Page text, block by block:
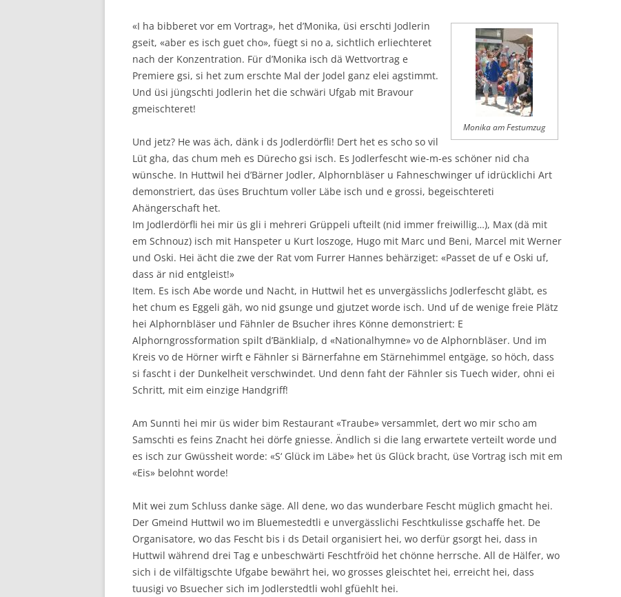
Monika am Festumzug
«I ha bibberet vor em Vortrag», het d’Monika, üsi erschti Jodlerin
gseit, «aber es isch guet cho», füegt si no a, sichtlich erliechteret
nach der Konzentration. Für d’Monika isch dä Wettvortrag e
Premiere gsi, si het zum erschte Mal der Jodel ganz elei agstimmt.
Und üsi jüngschti Jodlerin het die schwäri Ufgab mit Bravour
gmeischteret!
Und jetz? He was äch, dänk i ds Jodlerdörfli! Dert het es scho so vil
Lüt gha, das chum meh es Dürecho gsi isch. Es Jodlerfescht wie-m-es schöner nid cha
wünsche. In Huttwil hei d’Bärner Jodler, Alphornbläser u Fahneschwinger uf idrücklichi Art
demonstriert, das üses Bruchtum voller Läbe isch und e grossi, begeischtereti
Ahängerschaft het.
Im Jodlerdörfli hei mir üs gli i mehreri Grüppeli ufteilt (nid immer freiwillig…), Max (dä mit
em Schnouz) isch mit Hanspeter u Kurt loszoge, Hugo mit Marc und Beni, Marcel mit Werner
und Oski. Hei ächt die zwe der Rat vom Furrer Hannes behärziget: «Passet de uf e Oski uf,
dass är nid entgleist!»
Item. Es isch Abe worde und Nacht, in Huttwil het es unvergässlichs Jodlerfescht gläbt, es
het chum es Eggeli gäh, wo nid gsunge und gjutzet worde isch. Und uf de wenige freie Plätz
hei Alphornbläser und Fähnler de Bsucher ihres Könne demonstriert: E
Alphorngrossformation spilt d’Bänklialp, d «Nationalhymne» vo de Alphornbläser. Und im
Kreis vo de Hörner wirft e Fähnler si Bärnerfahne em Stärnehimmel entgäge, so höch, dass
si fascht i der Dunkelheit verschwindet. Und denn faht der Fähnler sis Tuech wider, ohni ei
Schritt, mit eim einzige Handgriff!
Am Sunnti hei mir üs wider bim Restaurant «Traube» versammlet, dert wo mir scho am
Samschti es feins Znacht hei dörfe gniesse. Ändlich si die lang erwartete verteilt worde und
es isch zur Gwüssheit worde: «S‘ Glück im Läbe» het üs Glück bracht, üse Vortrag isch mit em
«Eis» belohnt worde!
Mit wei zum Schluss danke säge. All dene, wo das wunderbare Fescht müglich gmacht hei.
Der Gmeind Huttwil wo im Bluemestedtli e unvergässlichi Feschtkulisse gschaffe het. De
Organisatore, wo das Fescht bis i ds Detail organisiert hei, wo derfür gsorgt hei, dass in
Huttwil während drei Tag e unbeschwärti Feschtfröid het chönne herrsche. All de Hälfer, wo
sich i de vilfältigschte Ufgabe bewährt hei, wo grosses gleischtet hei, erreicht hei, dass
tuusigi vo Bsuecher sich im Jodlerstedtli wohl gfüehlt hei.